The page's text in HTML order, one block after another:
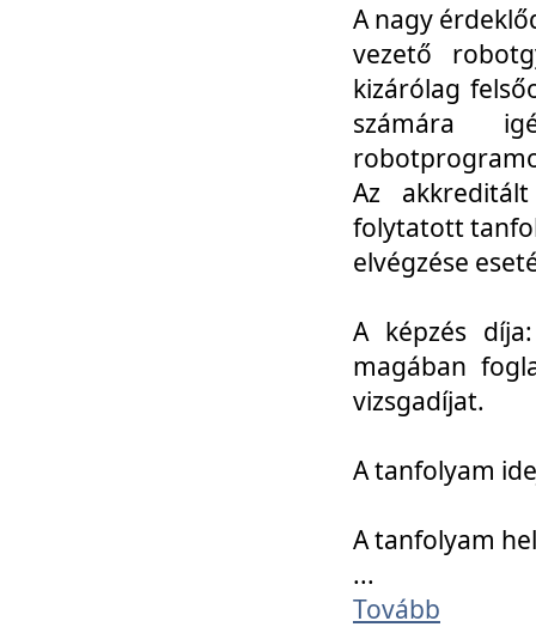
A nagy
vezető
kizárólag
számára
Az
folytatott
elvégzése
A képzés
magában
vizsgadíjat.
A tanfolyam
A tanfolyam
...
Tovább